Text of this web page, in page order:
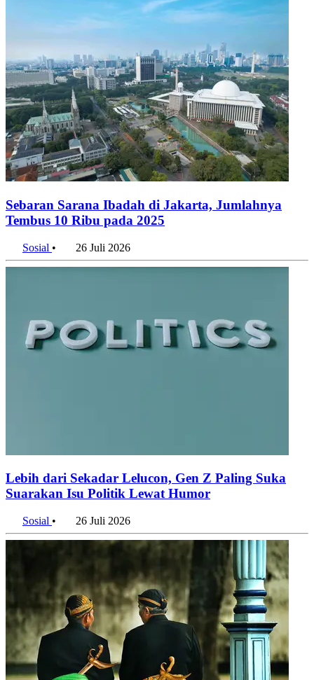
Sebaran Sarana Ibadah di Jakarta, Jumlahnya
Tembus 10 Ribu pada 2025
Sosial • 26 Juli 2026
Lebih dari Sekadar Lelucon, Gen Z Paling Suka
Suarakan Isu Politik Lewat Humor
Sosial • 26 Juli 2026